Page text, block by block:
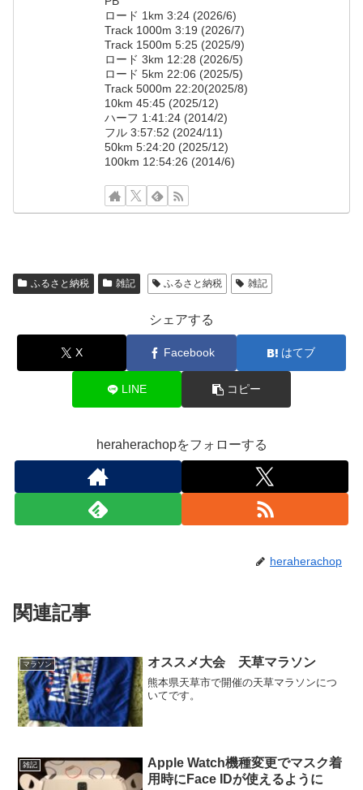
ロード 1km 3:24 (2026/6)
Track 1000m 3:19 (2026/7)
Track 1500m 5:25 (2025/9)
ロード 3km 12:28 (2026/5)
ロード 5km 22:06 (2025/5)
Track 5000m 22:20(2025/8)
10km 45:45 (2025/12)
ハーフ 1:41:24 (2014/2)
フル 3:57:52 (2024/11)
50km 5:24:20 (2025/12)
100km 12:54:26 (2014/6)
ふるさと納税 雑記 ふるさと納税 雑記
シェアする
X Facebook はてブ
LINE コピー
heraherachopをフォローする
heraherachop
関連記事
マラソン オススメ大会 天草マラソン
熊本県天草市で開催の天草マラソンにつ
いてです。
雑記
Apple Watch機種変更でマスク着
用時にFace IDが使えるように